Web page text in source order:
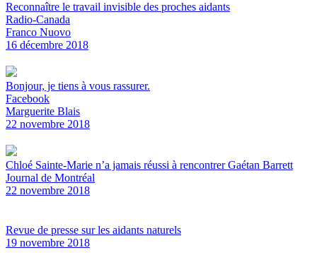
Reconnaître le travail invisible des proches aidants
Radio-Canada
Franco Nuovo
16 décembre 2018
Bonjour, je tiens à vous rassurer.
Facebook
Marguerite Blais
22 novembre 2018
Chloé Sainte-Marie n’a jamais réussi à rencontrer Gaétan Barrett
Journal de Montréal
22 novembre 2018
Revue de presse sur les aidants naturels
19 novembre 2018